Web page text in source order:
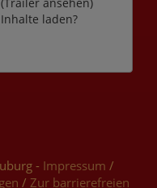
laden?
- Impressum /
/ Zur barrierefreien